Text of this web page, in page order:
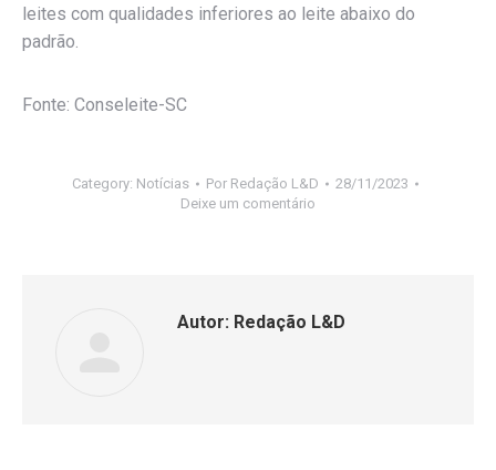
leites com qualidades inferiores ao leite abaixo do
padrão.
Fonte: Conseleite-SC
Category: Notícias Por Redação L&D
28/11/2023
Deixe um comentário
Autor: Redação L&D